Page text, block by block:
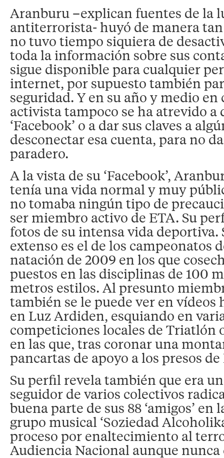
Aranburu –explican fuentes de la
antiterrorista- huyó de manera
no tuvo tiempo siquiera de
toda la información sobre sus
sigue disponible para cualquier
internet, por supuesto también
seguridad. Y en su año y medio
activista tampoco se ha atrevido a
‘Facebook’ o a dar sus claves a
desconectar esa cuenta, para no
paradero.
A la vista de su ‘Facebook’,
tenía una vida normal y muy
no tomaba ningún tipo de
ser miembro activo de ETA. Su
fotos de su intensa vida deportiva.
extenso es el de los campeonatos
natación de 2009 en los que
puestos en las disciplinas de 100
metros estilos. Al presunto
también se le puede ver en vídeos
en Luz Ardiden, esquiando en
competiciones locales de Triatlón
en las que, tras coronar una
pancartas de apoyo a los presos de
Su perfil revela también que era
seguidor de varios colectivos
buena parte de sus 88 ‘amigos’ en
grupo musical ‘Soziedad
proceso por enaltecimiento al
Audiencia Nacional aunque nunca